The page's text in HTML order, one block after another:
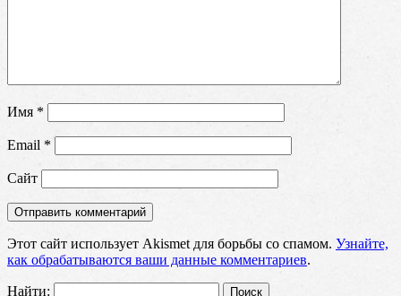
Имя *
Email *
Сайт
Этот сайт использует Akismet для борьбы со спамом. Узнайте,
как обрабатываются ваши данные комментариев.
Найти: